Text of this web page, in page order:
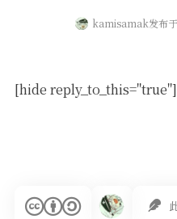
kamisamak发布
[hide